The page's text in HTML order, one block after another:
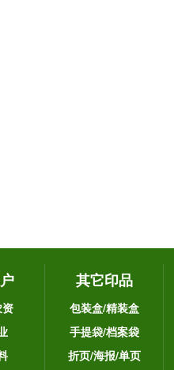
其它印品
包装盒/精装盒
手提袋/档案袋
折页/海报/单页